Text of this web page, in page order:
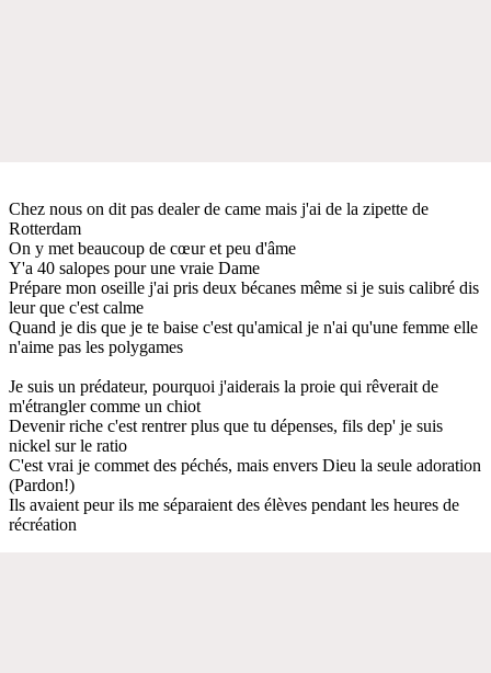
Chez nous on dit pas dealer de came mais j'ai de la zipette de
Rotterdam
On y met beaucoup de cœur et peu d'âme
Y'a 40 salopes pour une vraie Dame
Prépare mon oseille j'ai pris deux bécanes même si je suis calibré dis
leur que c'est calme
Quand je dis que je te baise c'est qu'amical je n'ai qu'une femme elle
n'aime pas les polygames
Je suis un prédateur, pourquoi j'aiderais la proie qui rêverait de
m'étrangler comme un chiot
Devenir riche c'est rentrer plus que tu dépenses, fils dep' je suis
nickel sur le ratio
C'est vrai je commet des péchés, mais envers Dieu la seule adoration
(Pardon!)
Ils avaient peur ils me séparaient des élèves pendant les heures de
récréation